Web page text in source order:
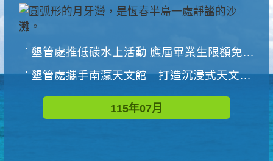
墾管處推低碳水上活動 應屆畢業生限額免費參加
墾管處攜手南瀛天文館 打造沉浸式天文探索營隊
115年07月